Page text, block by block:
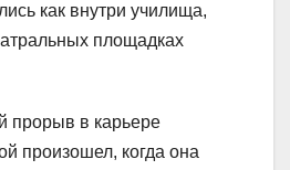
как внутри училища,
площадках
прорыв в карьере
произошел, когда она